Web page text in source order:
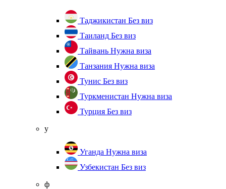
Таджикистан Без виз
Таиланд Без виз
Тайвань Нужна виза
Танзания Нужна виза
Тунис Без виз
Туркменистан Нужна виза
Турция Без виз
у
Уганда Нужна виза
Узбекистан Без виз
ф